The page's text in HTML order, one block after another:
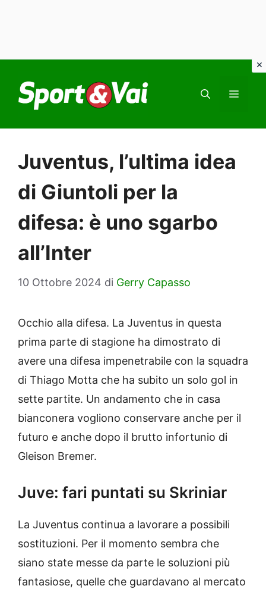
contenuto
Juventus, l’ultima idea
di Giuntoli per la
difesa: è uno sgarbo
all’Inter
10 Ottobre 2024 di Gerry Capasso
Occhio alla difesa. La Juventus in questa
prima parte di stagione ha dimostrato di
avere una difesa impenetrabile con la squadra
di Thiago Motta che ha subito un solo gol in
sette partite. Un andamento che in casa
bianconera vogliono conservare anche per il
futuro e anche dopo il brutto infortunio di
Gleison Bremer.
Juve: fari puntati su Skriniar
La Juventus continua a lavorare a possibili
sostituzioni. Per il momento sembra che
siano state messe da parte le soluzioni più
fantasiose, quelle che guardavano al mercato